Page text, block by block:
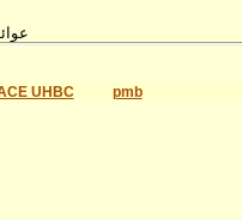
UHBC pmb